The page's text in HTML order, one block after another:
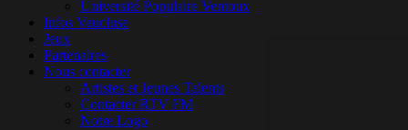
Université Populaire Ventoux
Infos Vaucluse
Jeux
Partenaires
Nous contacter
Artistes et Jeunes Talents
Contacter RTV FM
Notre Logo